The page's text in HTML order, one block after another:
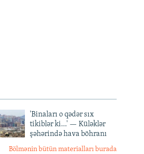
'Binaları o qədər sıx
tikiblər ki...' — Küləklər
şəhərində hava böhranı
Bölmənin bütün materialları burada